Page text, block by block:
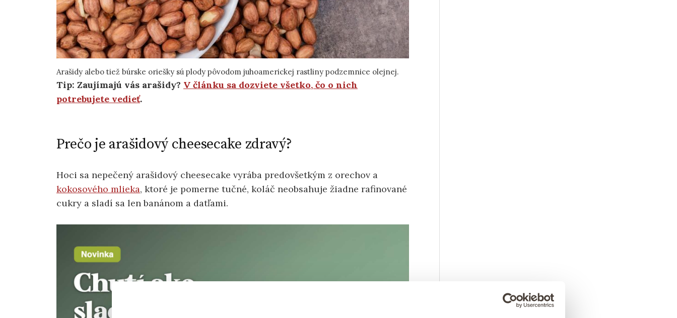
Arašidy alebo tiež búrske oriešky sú plody pôvodom juhoamerickej rastliny podzemnice olejnej.
Tip: Zaujímajú vás arašidy? V článku sa dozviete všetko, čo o nich
potrebujete vedieť.
Prečo je arašidový cheesecake zdravý?
Hoci sa nepečený arašidový cheesecake vyrába predovšetkým z orechov a
kokosového mlieka, ktoré je pomerne tučné, koláč neobsahuje žiadne rafinované
cukry a sladí sa len banánom a datľami.